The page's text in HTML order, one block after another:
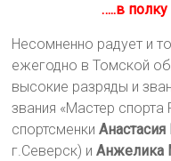
…..в
Несомненно радует и
ежегодно в Томской
высокие разряды и
звания «Мастер
спортсменки
г.Северск) иАнжелика